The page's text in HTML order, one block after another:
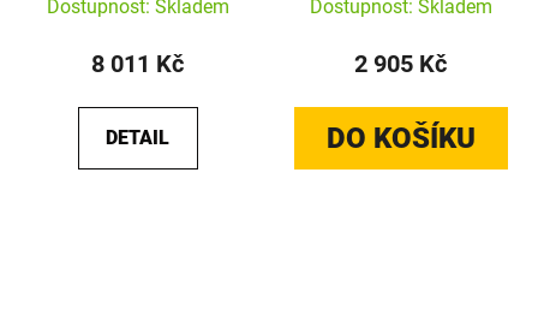
Dostupnost: Skladem
8 011 Kč
DETAIL
Dostupnost: Skladem
2 905 Kč
DO KOŠÍKU